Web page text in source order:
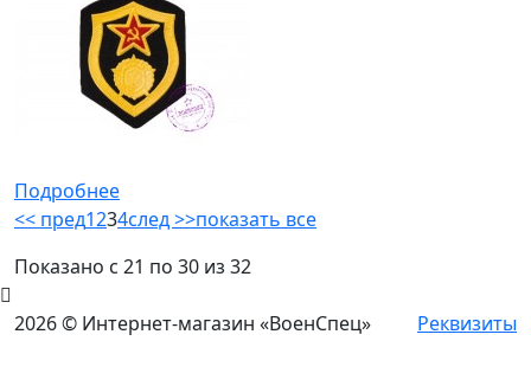
Подробнее
<< пред1234след >>показать все
Показано с 21 по 30 из 32
2026 © Интернет-магазин «ВоенСпец» Реквизиты